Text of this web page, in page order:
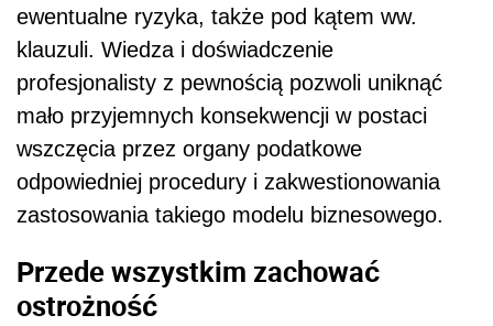
ewentualne ryzyka, także pod kątem ww.
klauzuli. Wiedza i doświadczenie
profesjonalisty z pewnością pozwoli uniknąć
mało przyjemnych konsekwencji w postaci
wszczęcia przez organy podatkowe
odpowiedniej procedury i zakwestionowania
zastosowania takiego modelu biznesowego.
Przede wszystkim zachować
ostrożność